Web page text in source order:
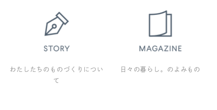
わたしたちのものづくりについ
て
日々の暮らし。のよみもの